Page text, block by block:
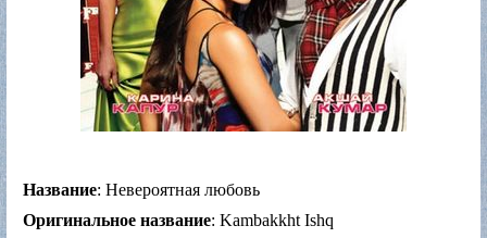
Название: Невероятная любовь
Оригинальное название: Kambakkht Ishq